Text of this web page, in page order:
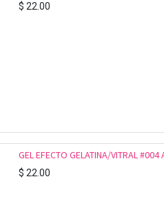
$ 22.00
GEL EFECTO GELATINA/VITRAL #004
$ 22.00